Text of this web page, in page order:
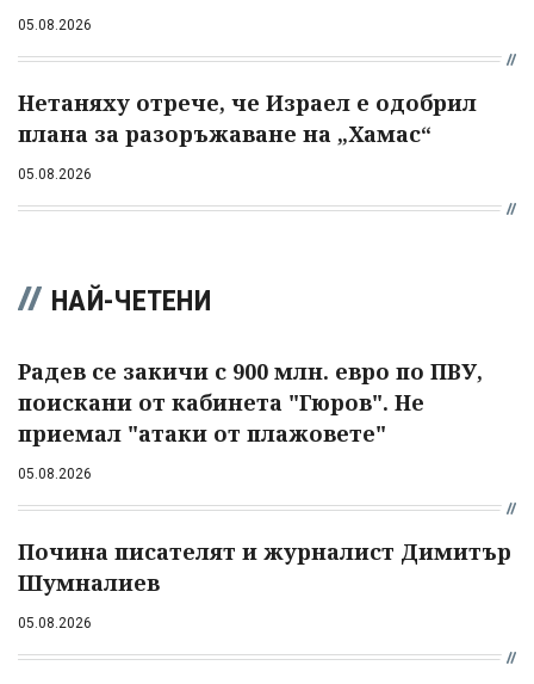
05.08.2026
Нетаняху отрече, че Израел е одобрил
плана за разоръжаване на „Хамас“
05.08.2026
НАЙ-ЧЕТЕНИ
Радев се закичи с 900 млн. евро по ПВУ,
поискани от кабинета "Гюров". Не
приемал "атаки от плажовете"
05.08.2026
Почина писателят и журналист Димитър
Шумналиев
05.08.2026